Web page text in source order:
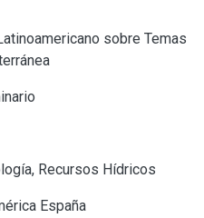
sobre Temas
Recursos Hídricos
España